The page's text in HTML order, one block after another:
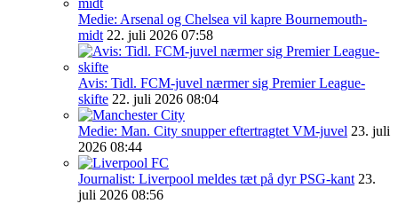
Medie: Arsenal og Chelsea vil kapre Bournemouth-
midt 22. juli 2026 07:58
Avis: Tidl. FCM-juvel nærmer sig Premier League-
skifte 22. juli 2026 08:04
Medie: Man. City snupper eftertragtet VM-juvel 23. juli
2026 08:44
Journalist: Liverpool meldes tæt på dyr PSG-kant 23.
juli 2026 08:56